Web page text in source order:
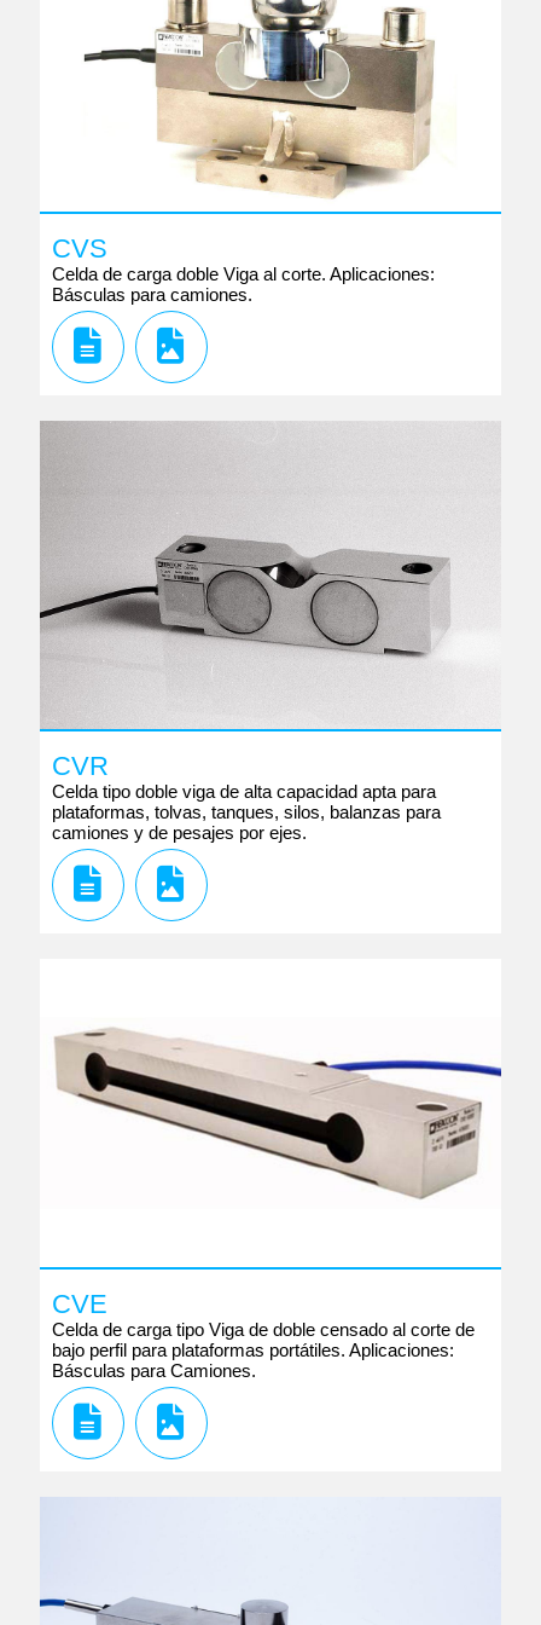
CVS
Celda de carga doble Viga al corte. Aplicaciones:
Básculas para camiones.
CVR
Celda tipo doble viga de alta capacidad apta para
plataformas, tolvas, tanques, silos, balanzas para
camiones y de pesajes por ejes.
CVE
Celda de carga tipo Viga de doble censado al corte de
bajo perfil para plataformas portátiles. Aplicaciones:
Básculas para Camiones.